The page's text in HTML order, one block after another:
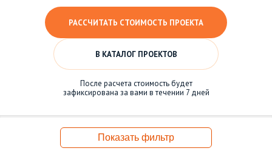
РАССЧИТАТЬ СТОИМОСТЬ ПРОЕКТА
В КАТАЛОГ ПРОЕКТОВ
После расчета стоимость будет
зафиксирована за вами в течении 7 дней
Показать фильтр